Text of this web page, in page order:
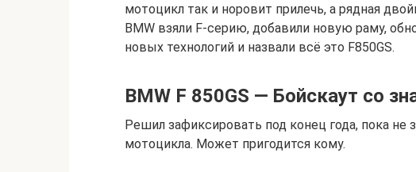
мотоцикл так и норовит прилечь, а рядная
BMW взяли F-серию, добавили новую раму,
новых технологий и назвали всё это F850GS.
BMW F 850GS — Бойскаут со
Решил зафиксировать под конец года, пока не
мотоцикла. Может пригодится кому.